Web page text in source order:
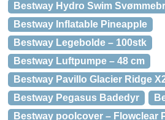
Bestway Hydro Swim
Bestway Inflatable Pineapple
Bestway Legebolde – 100stk
Bestway Luftpumpe – 48 cm
Bestway Pavillo Glacier Ridge
Bestway Pegasus Badedyr
Bestway poolcover – Flowclear